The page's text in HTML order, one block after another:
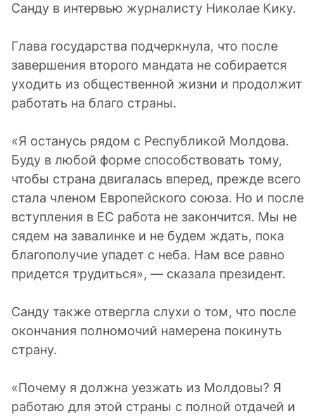
Санду в интервью журналисту Николае Кику.
Глава государства подчеркнула, что после
завершения второго мандата не собирается
уходить из общественной жизни и продолжит
работать на благо страны.
«Я останусь рядом с Республикой Молдова.
Буду в любой форме способствовать тому,
чтобы страна двигалась вперед, прежде всего
стала членом Европейского союза. Но и после
вступления в ЕС работа не закончится. Мы не
сядем на завалинке и не будем ждать, пока
благополучие упадет с неба. Нам все равно
придется трудиться», — сказала президент.
Санду также отвергла слухи о том, что после
окончания полномочий намерена покинуть
страну.
«Почему я должна уезжать из Молдовы? Я
работаю для этой страны с полной отдачей и